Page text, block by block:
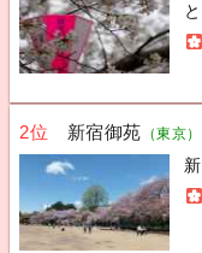
2位 新宿御苑 （東京）